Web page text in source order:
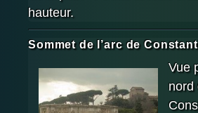
hauteur.
Sommet de l’arc de
Vue
nord